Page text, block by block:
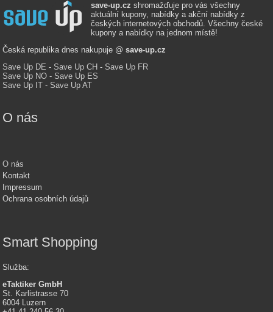
save-up.cz shromažďuje pro vás všechny
aktuální kupony, nabídky a akční nabídky z
českých internetových obchodů. Všechny české
kupony a nabídky na jednom místě!
Česká republika dnes nakupuje @save-up.cz
Save Up DE -Save Up CH -Save Up FR
Save Up NO -Save Up ES
Save Up IT -Save Up AT
O nás
O nás
Kontakt
Impressum
Ochrana osobních údajů
Smart Shopping
Služba:
eTaktiker GmbH
St. Karlistrasse 70
6004 Luzern